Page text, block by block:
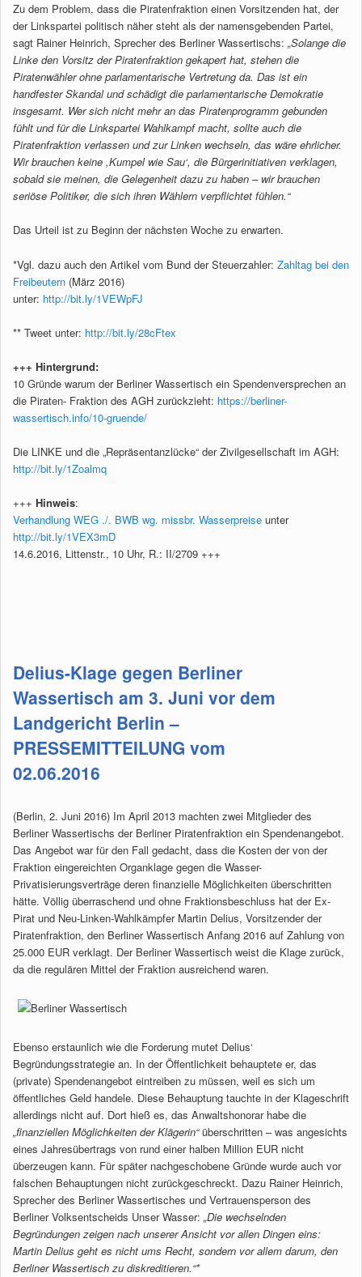
Zu dem Problem, dass die Piratenfraktion einen Vorsitzenden hat, der
der Linkspartei politisch näher steht als der namensgebenden Partei,
sagt Rainer Heinrich, Sprecher des Berliner Wassertischs: „Solange die
Linke den Vorsitz der Piratenfraktion gekapert hat, stehen die
Piratenwähler ohne parlamentarische Vertretung da. Das ist ein
handfester Skandal und schädigt die parlamentarische Demokratie
insgesamt. Wer sich nicht mehr an das Piratenprogramm gebunden
fühlt und für die Linkspartei Wahlkampf macht, sollte auch die
Piratenfraktion verlassen und zur Linken wechseln, das wäre ehrlicher.
Wir brauchen keine ,Kumpel wie Sau‘, die Bürgerinitiativen verklagen,
sobald sie meinen, die Gelegenheit dazu zu haben – wir brauchen
seriöse Politiker, die sich ihren Wählern verpflichtet fühlen.“
Das Urteil ist zu Beginn der nächsten Woche zu erwarten.
*Vgl. dazu auch den Artikel vom Bund der Steuerzahler: Zahltag bei den
Freibeutern (März 2016)
unter: http://bit.ly/1VEWpFJ
** Tweet unter: http://bit.ly/28cFtex
+++ Hintergrund:
10 Gründe warum der Berliner Wassertisch ein Spendenversprechen an
die Piraten- Fraktion des AGH zurückzieht: https://berliner-
wassertisch.info/10-gruende/
Die LINKE und die „Repräsentanzlücke“ der Zivilgesellschaft im AGH:
http://bit.ly/1Zoalmq
+++ Hinweis:
Verhandlung WEG ./. BWB wg. missbr. Wasserpreise unter
http://bit.ly/1VEX3mD
14.6.2016, Littenstr., 10 Uhr, R.: II/2709 +++
Delius-Klage gegen Berliner
Wassertisch am 3. Juni vor dem
Landgericht Berlin –
PRESSEMITTEILUNG vom
02.06.2016
(Berlin, 2. Juni 2016) Im April 2013 machten zwei Mitglieder des
Berliner Wassertischs der Berliner Piratenfraktion ein Spendenangebot.
Das Angebot war für den Fall gedacht, dass die Kosten der von der
Fraktion eingereichten Organklage gegen die Wasser-
Privatisierungsverträge deren finanzielle Möglichkeiten überschritten
hätte. Völlig überraschend und ohne Fraktionsbeschluss hat der Ex-
Pirat und Neu-Linken-­Wahlkämpfer Martin Delius, Vorsitzender der
Piratenfraktion, den Berliner Wassertisch Anfang 2016 auf Zahlung von
25.000 EUR verklagt. Der Berliner Wassertisch weist die Klage zurück,
da die regulären Mittel der Fraktion ausreichend waren.
Ebenso erstaunlich wie die Forderung mutet Delius‘
Begründungsstrategie an. In der Öffentlichkeit behauptete er, das
(private) Spendenangebot eintreiben zu müssen, weil es sich um
öffentliches Geld handele. Diese Behauptung tauchte in der Klageschrift
allerdings nicht auf. Dort hieß es, das Anwaltshonorar habe die
„finanziellen Möglichkeiten der Klägerin“überschritten – was angesichts
eines Jahresübertrags von rund einer halben Million EUR nicht
überzeugen kann. Für später nachgeschobene Gründe wurde auch vor
falschen Behauptungen nicht zurückgeschreckt. Dazu Rainer Heinrich,
Sprecher des Berliner Wassertisches und Vertrauensperson des
Berliner Volksentscheids Unser Wasser: „Die wechselnden
Begründungen zeigen nach unserer Ansicht vor allen Dingen eins:
Martin Delius geht es nicht ums Recht, sondern vor allem darum, den
Berliner Wassertisch zu diskreditieren.“*